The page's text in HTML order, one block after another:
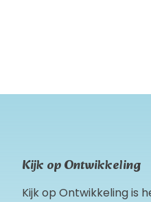
Kijk op Ontwikkeling
Kijk op Ontwikkeling is